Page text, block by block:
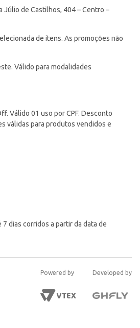
Júlio de Castilhos, 404 – Centro –
de itens. As promoções não
Válido para modalidades
Válido 01 uso por CPF. Desconto
válidas para produtos vendidos e
dias corridos a partir da data de
Powered by Developed by